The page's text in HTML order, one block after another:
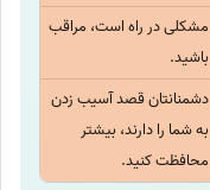
مشکلی در راه است، مراقب
باشید.
دشمنانتان قصد آسیب زدن
به شما را دارند، بیشتر
محافظت کنید.